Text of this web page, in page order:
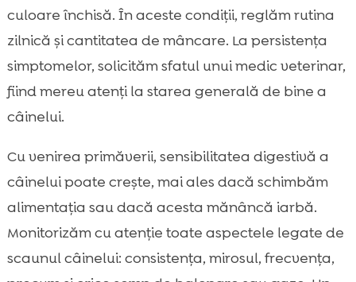
culoare închisă. În aceste condiții, reglăm rutina
zilnică și cantitatea de mâncare. La persistența
simptomelor, solicităm sfatul unui medic veterinar,
fiind mereu atenți la starea generală de bine a
câinelui.
Cu venirea primăverii, sensibilitatea digestivă a
câinelui poate crește, mai ales dacă schimbăm
alimentația sau dacă acesta mănâncă iarbă.
Monitorizăm cu atenție toate aspectele legate de
scaunul câinelui: consistența, mirosul, frecvența,